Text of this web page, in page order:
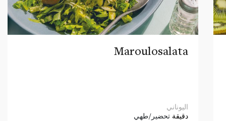
Maroulosalata
اليوناني
دقيقة تحضير/طهي